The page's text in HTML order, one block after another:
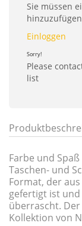
Sie müssen
hinzuzufügen
Einloggen
Sorry!
Please
list
Farbe und
Taschen- und
Format, der
gefertigt ist
überrascht.
Kollektion von